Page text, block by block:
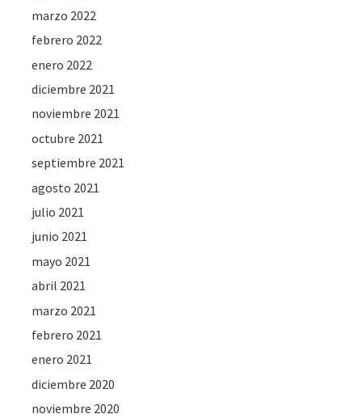
marzo 2022
febrero 2022
enero 2022
diciembre 2021
noviembre 2021
octubre 2021
septiembre 2021
agosto 2021
julio 2021
junio 2021
mayo 2021
abril 2021
marzo 2021
febrero 2021
enero 2021
diciembre 2020
noviembre 2020